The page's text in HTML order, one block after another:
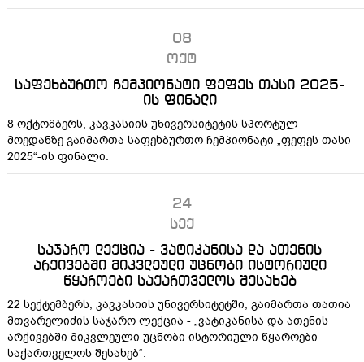
08
ოქტ
საფეხბურთო ჩემპიონატი ფეფეს თასი 2025-
ის ფინალი
8 ოქტომბერს, კავკასიის უნივერსიტეტის სპორტულ
მოედანზე გაიმართა საფეხბურთო ჩემპიონატი „ფეფეს თასი
2025“-ის ფინალი.
24
სექ
საჯარო ლექცია - ვატიკანისა და ათენის
არქივებში მიკვლეული უცნობი ისტორიული
წყაროები საქართველოს შესახებ
22 სექტემბერს, კავკასიის უნივერსიტეტში, გაიმართა თათია
მთვარელიძის საჯარო ლექცია - „ვატიკანისა და ათენის
არქივებში მიკვლეული უცნობი ისტორიული წყაროები
საქართველოს შესახებ“.